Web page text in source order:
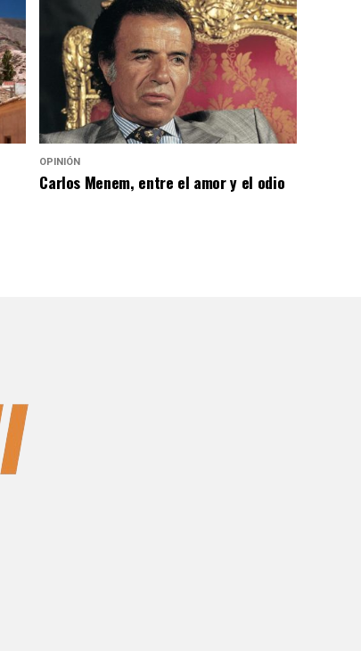
OPINIÓN
Carlos Menem, entre el amor y el odio